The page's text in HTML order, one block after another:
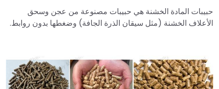
حبيبات المادة الخشنة هي حبيبات مصنوعة من عجن وسحق
الأعلاف الخشنة (مثل سيقان الذرة الجافة) وضغطها بدون روابط.